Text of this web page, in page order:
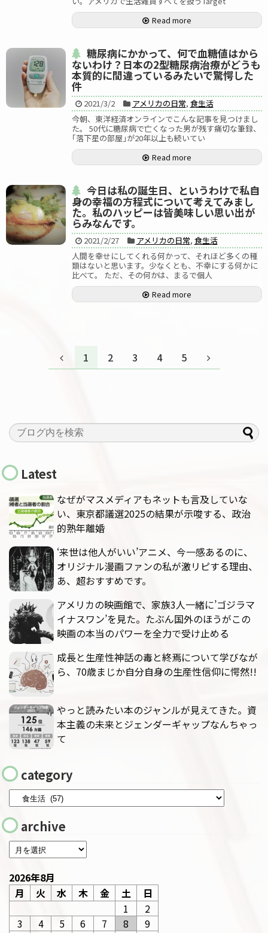
Read more
糖尿病にかかって、何で血糖値はから
ないわけ？日本の2型糖尿病治療がどうも
本質的に間違っているみたいで驚愕した
件
2021/3/2 アメリカの日常, 食生活
今朝、東洋経済オンラインでこんな記事を見つけまし
た。 50代に糖尿病で亡くなった男が残す痛切な筆録、
｢落下星の部屋｣が20年以上も続いてい
Read more
今日は私の誕生日、というわけで私自
身の幸福の方程式について考えてみまし
た。私のハッピーは皆美味しい思い出が
らみなんです。
2021/2/27 アメリカの日常, 食生活
人間を幸せにしてくれる何かって、それほど多くの種
類はないと思います。少なくとも、不幸にする何かに
比べて。 ただ、その何かは、まるで個人
Read more
1 2 3 4 5
Latest
なぜがマスメディアもネットも言及していな
い、東京都議選2025の結果が示唆する、政治
的熟年離婚
‘来世は他人がいい’アニメ、今一感あるのに、
オリジナル漫画ファンの私が激リピする理由、
あ、超おすすめです。
アメリカの映画館で、家族3人一緒に’ゴジラマ
イナスワン’を見た。たぶん国外のほうがこの
映画の本当のパワーを全力で受け止める
成長と生産性神話の毒と終焉について学びなが
ら、70歳まじか自分自身の生産性信仰に愕然!!
やっと読みたい本のジャンルが見えてきた。資
本主義の未来とジェンダーギャップなんちゃっ
て
category
archive
2026年8月
月
火 水 木 金 土
日
1
2
3
4 5 6 7 8
9